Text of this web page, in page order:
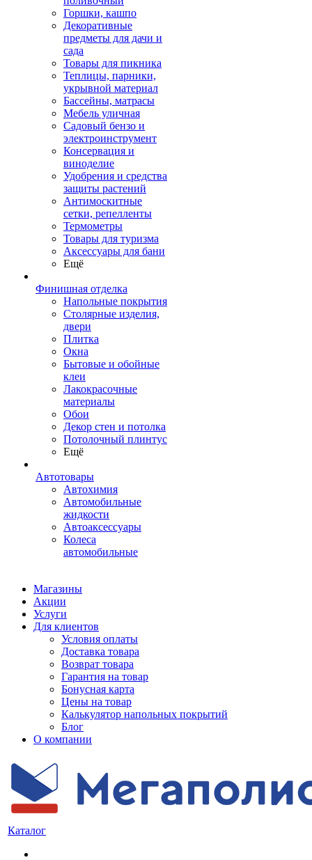
Горшки, кашпо
Декоративные
предметы для дачи и
сада
Товары для пикника
Теплицы, парники,
укрывной материал
Бассейны, матрасы
Мебель уличная
Садовый бензо и
электроинструмент
Консервация и
виноделие
Удобрения и средства
защиты растений
Антимоскитные
сетки, репелленты
Термометры
Товары для туризма
Аксессуары для бани
Ещё
Финишная отделка
Напольные покрытия
Столярные изделия,
двери
Плитка
Окна
Бытовые и обойные
клеи
Лакокрасочные
материалы
Обои
Декор стен и потолка
Потолочный плинтус
Ещё
Автотовары
Автохимия
Автомобильные
жидкости
Автоаксессуары
Колеса
автомобильные
Магазины
Акции
Услуги
Для клиентов
Условия оплаты
Доставка товара
Возврат товара
Гарантия на товар
Бонусная карта
Цены на товар
Калькулятор напольных покрытий
Блог
О компании
Каталог